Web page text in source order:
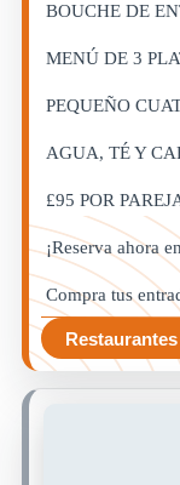
BOUCHE DE
MENÚ DE 3
PEQUEÑO
AGUA, TÉ Y
£95 POR
¡Reserva ahora
Compra tus
Restaurantes